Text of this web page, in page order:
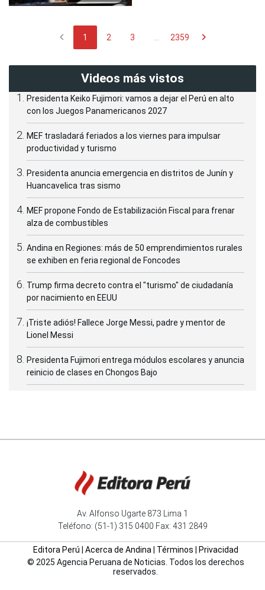
chevron_left 1 2 3 ... 2359 chevron_right
Videos más vistos
Presidenta Keiko Fujimori: vamos a dejar el Perú en alto
con los Juegos Panamericanos 2027
MEF trasladará feriados a los viernes para impulsar
productividad y turismo
Presidenta anuncia emergencia en distritos de Junín y
Huancavelica tras sismo
MEF propone Fondo de Estabilización Fiscal para frenar
alza de combustibles
Andina en Regiones: más de 50 emprendimientos rurales
se exhiben en feria regional de Foncodes
Trump firma decreto contra el "turismo" de ciudadanía
por nacimiento en EEUU
¡Triste adiós! Fallece Jorge Messi, padre y mentor de
Lionel Messi
Presidenta Fujimori entrega módulos escolares y anuncia
reinicio de clases en Chongos Bajo
Av. Alfonso Ugarte 873 Lima 1
Teléfono: (51-1) 315 0400 Fax: 431 2849
Editora Perú Acerca de Andina| Términos
Privacidad
© 2025 Agencia Peruana de Noticias. Todos los derechos
reservados.